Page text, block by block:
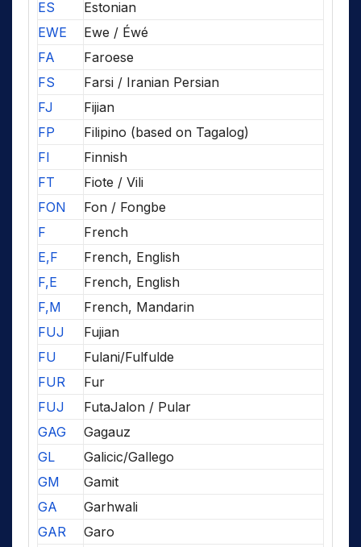
ES
Estonian
EWE
Ewe / Éwé
FA
Faroese
FS
Farsi / Iranian Persian
FJ
Fijian
FP
Filipino (based on Tagalog)
FI
Finnish
FT
Fiote / Vili
FON
Fon / Fongbe
F
French
E,F
French, English
F,E
French, English
F,M
French, Mandarin
FUJ
Fujian
FU
Fulani/Fulfulde
FUR
Fur
FUJ
FutaJalon / Pular
GAG
Gagauz
GL
Galicic/Gallego
GM
Gamit
GA
Garhwali
GAR
Garo